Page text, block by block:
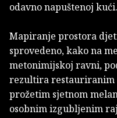
odavno napuštenoj kući.
Mapiranje prostora
sprovedeno, kako na
metonimijskoj ravni,
rezultira restauriranim
prožetim sjetnom
osobnim izgubljenim